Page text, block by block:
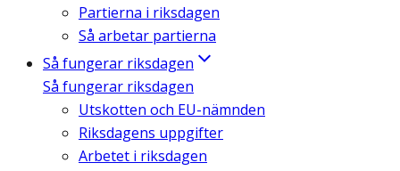
Partierna i riksdagen
Så arbetar partierna
Så fungerar riksdagen
Så fungerar riksdagen
Utskotten och EU-nämnden
Riksdagens uppgifter
Arbetet i riksdagen